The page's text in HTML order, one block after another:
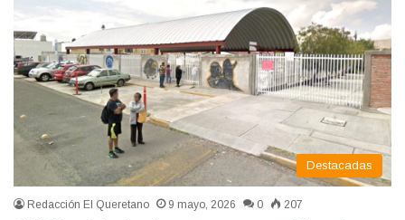
Destacadas
Redacción El Queretano 9 mayo, 2026 0 207